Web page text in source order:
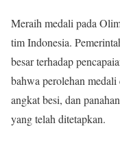
Meraih medali pada
tim Indonesia.
besar terhadap
bahwa perolehan
angkat besi, dan
yang telah ditetapkan.